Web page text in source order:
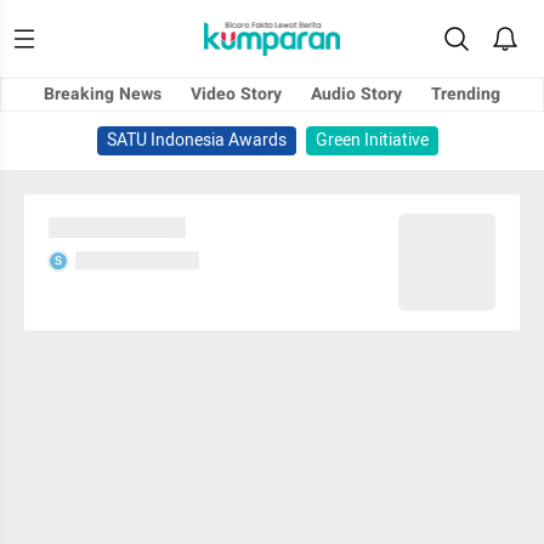
Breaking News Video Story Audio Story
Trending
SATU Indonesia Awards
Green Initiative
S